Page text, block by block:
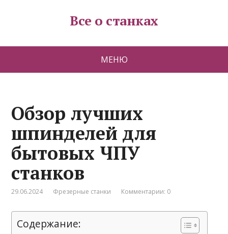
Все о станках
МЕНЮ
Обзор лучших
шпинделей для
бытовых ЧПУ
станков
29.06.2024 Фрезерные станки Комментарии: 0
Содержание: